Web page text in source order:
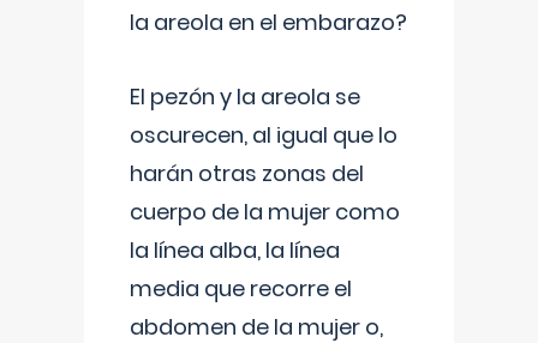
la areola en el embarazo?
El pezón y la areola se
oscurecen, al igual que lo
harán otras zonas del
cuerpo de la mujer como
la línea alba, la línea
media que recorre el
abdomen de la mujer o,